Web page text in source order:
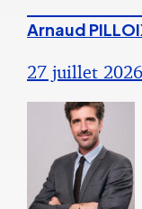
Arnaud
27 juillet 2026